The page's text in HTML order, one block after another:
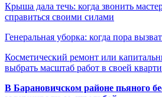
Крыша дала течь: когда звонить
справиться своими силами
Генеральная уборка: когда пора
Косметический ремонт или
выбрать масштаб работ в своей
В Барановичском районе пьяного